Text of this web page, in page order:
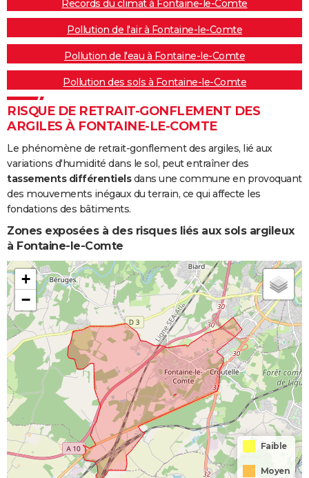
Records du climat à Fontaine-le-Comte
Pollution de l'air à Fontaine-le-Comte
Pollution de l'eau à Fontaine-le-Comte
Pollution des sols à Fontaine-le-Comte
RISQUE DE RETRAIT-GONFLEMENT DES
ARGILES À FONTAINE-LE-COMTE
Le phénomène de retrait-gonflement des argiles, lié aux
variations d'humidité dans le sol, peut entraîner des
tassements différentielsdans une commune en provoquant
des mouvements inégaux du terrain, ce qui affecte les
fondations des bâtiments.
Zones exposées à des risques liés aux sols argileux
à Fontaine-le-Comte
+
−
Faible
Moyen